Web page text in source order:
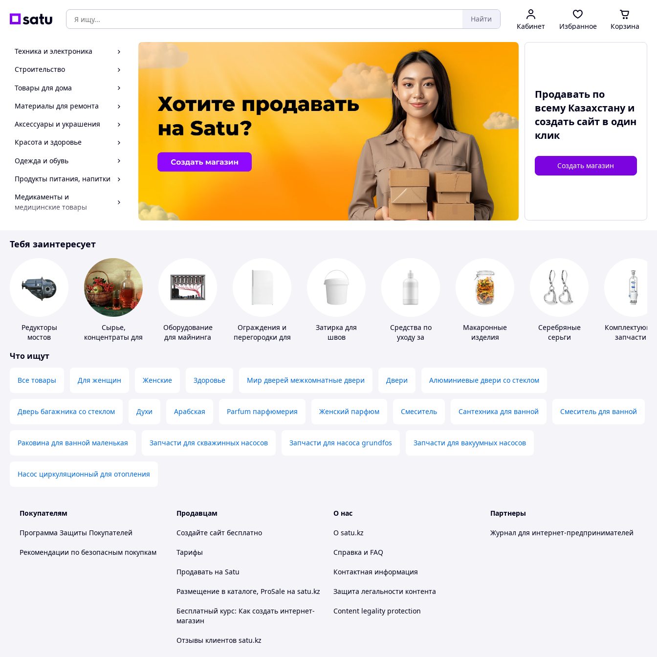
Найти
Кабинет Избранное Корзина
Техника и электроника
Строительство
Товары для дома
Материалы для ремонта
Аксессуары и украшения
Красота и здоровье
Одежда и обувь
Продукты питания, напитки
Медикаменты и
медицинские товары
Инструмент
Продавать по
всему Казахстану и
создать сайтв один
клик
Создать магазин
Тебя заинтересует
Редукторы
мостов
Сырье,
концентраты для
Оборудование
для майнинга
Ограждения и
перегородки для
Затирка для
швов
Средства по
уходу за
Макаронные
изделия
Серебряные
серьги
запчасти и
Что ищут
Все товары Для женщин Женские Здоровье Мир дверей межкомнатные двери Двери Алюминиевые двери со стеклом
Дверь багажника со стеклом Духи Арабская Parfum парфюмерия Женский парфюм Смеситель Сантехника для ванной Смеситель для ванной
Раковина для ванной маленькая Запчасти для скважинных насосов Запчасти для насоса grundfos Запчасти для вакуумных насосов
Насос циркуляционный для отопления
Покупателям
Программа Защиты Покупателей
Рекомендации по безопасным покупкам
Продавцам
Создайте сайт бесплатно
Тарифы
Продавать на Satu
Размещение в каталоге, ProSale на satu.kz
Бесплатный курс: Как создать интернет-
магазин
Отзывы клиентов satu.kz
О нас
О satu.kz
Справка и FAQ
Контактная информация
Защита легальности контента
Content legality protection
Партнеры
Журнал для интернет-предпринимателей